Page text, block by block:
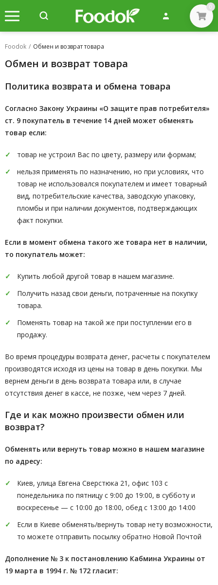
0
Foodok / Обмен и возврат товара
Обмен и возврат товара
Политика возврата и обмена товара
Согласно Закону Украины «О защите прав потребителя»
ст. 9 покупатель в течение 14 дней может обменять
товар если:
товар не устроил Вас по цвету, размеру или формам;
нельзя применять по назначению, но при условиях, что
товар не использовался покупателем и имеет товарный
вид, потребительские качества, заводскую упаковку,
пломбы и при наличии документов, подтверждающих
факт покупки.
Если в момент обмена такого же товара нет в наличии,
то покупатель может:
Купить любой другой товар в нашем магазине.
Получить назад свои деньги, потраченные на покупку
товара.
Поменять товар на такой же при поступлении его в
продажу.
Во время процедуры возврата денег, расчеты с покупателем
производятся исходя из цены на товар в день покупки. Мы
вернем деньги в день возврата товара или, в случае
отсутствия денег в кассе, не позже, чем через 7 дней.
Где и как можно произвести обмен или
возврат?
Обменять или вернуть товар можно в нашем магазине
по адресу:
Киев, улица Евгена Сверстюка 21, офис 103 с
понедельника по пятницу с 9:00 до 19:00, в субботу и
воскресенье — с 10:00 до 18:00, обед с 13:00 до 14:00
Если в Киеве обменять/вернуть товар нету возможности,
то можете отправить посылку обратно Новой Почтой
Дополнение № 3 к постановлению Кабмина Украины от
19 марта в 1994 г. № 172 гласит: